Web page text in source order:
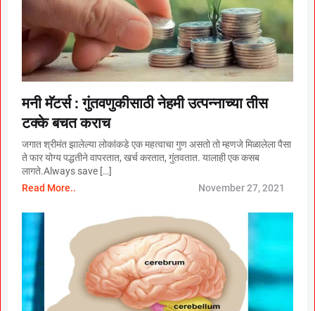
मनी मॅटर्स : गुंतवणुकीसाठी नेहमी उत्पन्नाच्या तीस
टक्के बचत कराच
जगात श्रीमंत झालेल्या लोकांकडे एक महत्वाचा गुण असतो तो म्हणजे मिळालेला पैसा
ते फार योग्य पद्धतीने वापरतात, खर्च करतात, गुंतवतात. यालाही एक कसब
लागते.Always save […]
Read More..
November 27, 2021